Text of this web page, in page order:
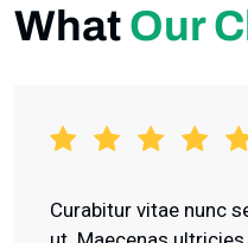
What Our
Curabitur vitae nunc